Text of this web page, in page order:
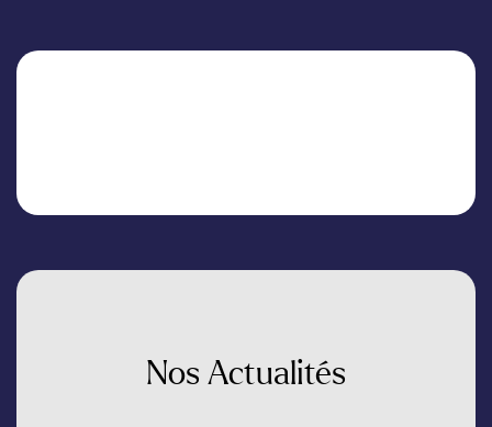
Nos Actualités